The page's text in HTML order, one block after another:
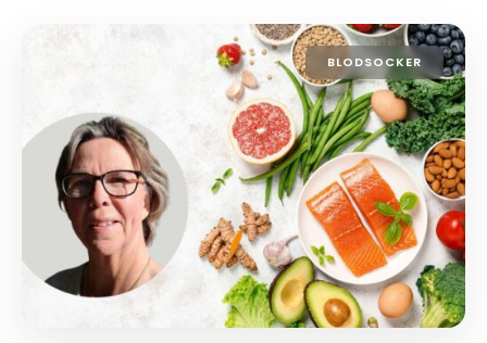
BLODSOCKER